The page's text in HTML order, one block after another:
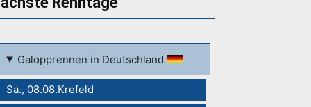
Galopprennen in Deutschland
Sa., 08.08.Krefeld